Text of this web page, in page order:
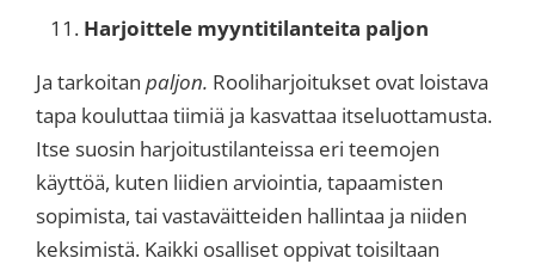
Harjoittele myyntitilanteita paljon
Ja tarkoitan paljon. Rooliharjoitukset ovat loistava
tapa kouluttaa tiimiä ja kasvattaa itseluottamusta.
Itse suosin harjoitustilanteissa eri teemojen
käyttöä, kuten liidien arviointia, tapaamisten
sopimista, tai vastaväitteiden hallintaa ja niiden
keksimistä. Kaikki osalliset oppivat toisiltaan